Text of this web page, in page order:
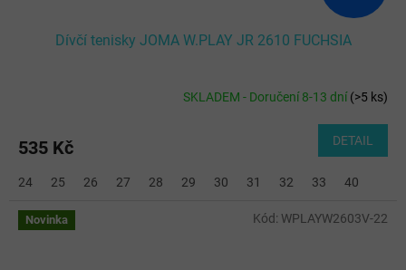
Dívčí tenisky JOMA W.PLAY JR 2610 FUCHSIA
SKLADEM - Doručení 8-13 dní(>5 ks)
535 Kč DETAIL
24 25 26 27 28 29 30 31 32 33 40
Novinka Kód: WPLAYW2603V-22